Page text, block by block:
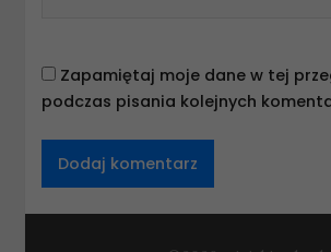
Zapamiętaj moje dane w tej
podczas pisania kolejnych